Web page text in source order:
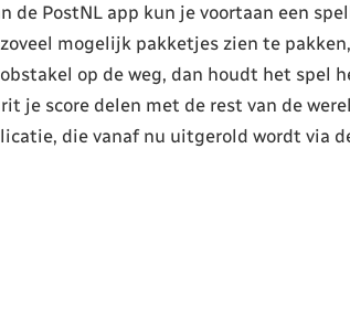
de PostNL app kun je voortaan een
mogelijk pakketjes zien te
op de weg, dan houdt het spel
je score delen met de rest van de
die vanaf nu uitgerold wordt via